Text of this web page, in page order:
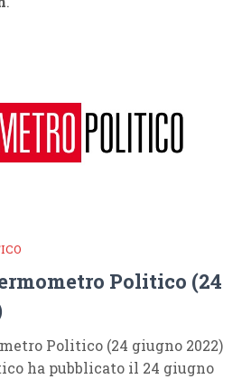
Politico (24
Politico (24 giugno 2022)
ha pubblicato il 24 giugno